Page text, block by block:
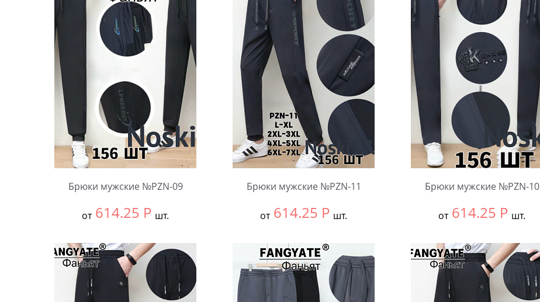
Брюки мужские №PZN-09
от 614.25 Р шт.
В упаковке:
5 шт.
Количество:
Брюки мужские №PZN-11
от 614.25 Р шт.
В упаковке:
4 шт.
Количество:
Брюки мужские №PZN-10
от 614.25 Р шт.
В упаковке:
5 шт.
Количество: